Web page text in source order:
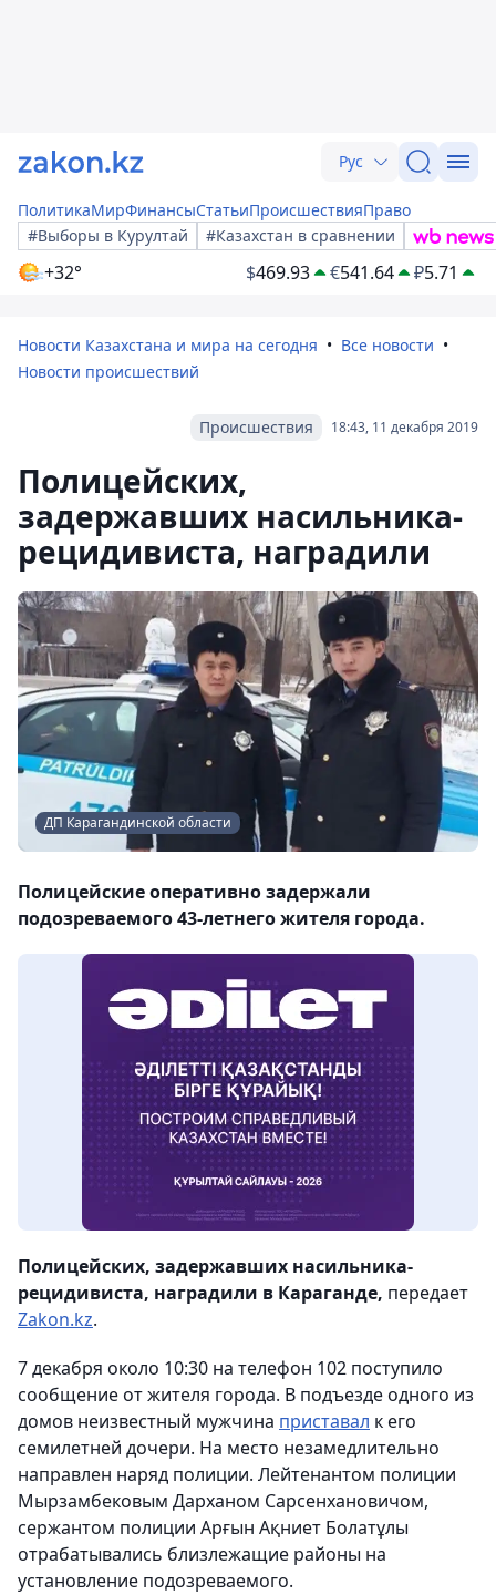
Рус
ПолитикаМирФинансыСтатьиПроисшествияПраво
#Выборы в Курултай
#Казахстан в сравнении
+32° $469.93 €541.64 ₽5.71
Новости Казахстана и мира на сегодня
Все новости
Новости происшествий
18:43, 11 декабря 2019
Происшествия
Полицейских,
задержавших насильника-
рецидивиста, наградили
ДП Карагандинской области
Полицейские оперативно задержали
подозреваемого 43-летнего жителя города.
Полицейских, задержавших насильника-
рецидивиста, наградили в Караганде, передает
Zakon.kz.
7 декабря около 10:30 на телефон 102 поступило
сообщение от жителя города. В подъезде одного из
домов неизвестный мужчина приставал к его
семилетней дочери. На место незамедлительно
направлен наряд полиции. Лейтенантом полиции
Мырзамбековым Дарханом Сарсенхановичом,
сержантом полиции Арғын Ақниет Болатұлы
отрабатывались близлежащие районы на
установление подозреваемого.